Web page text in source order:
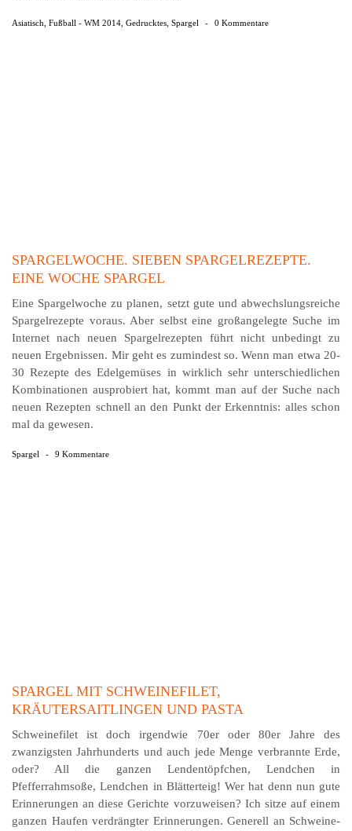
Asiatisch Fußball - WM 2014 Gedrucktes Spargel - 0 Kommentare
SPARGELWOCHE. SIEBEN SPARGELREZEPTE.
EINE WOCHE SPARGEL
Eine Spargelwoche zu planen, setzt gute und ab­wechs­lungsreiche
Spargelrezepte voraus. Aber selbst eine großangelegte Suche im
Internet nach neuen Spargel­re­zepten führt nicht unbedingt zu
neuen Ergebnissen. Mir geht es zumindest so. Wenn man etwa 20-
30 Rezepte des Edelgemüses in wirklich sehr unterschiedlichen
Kom­bi­nationen ausprobiert hat, kommt man auf der Suche nach
neuen Rezepten schnell an den Punkt der Er­kennt­nis: alles schon
mal da gewesen.
Spargel - 9 Kommentare
SPARGEL MIT SCHWEINEFILET,
KRÄUTERSAITLINGEN UND PASTA
Schweinefilet ist doch irgendwie 70er oder 80er Jahre des
zwanzigsten Jahrhunderts und auch jede Menge verbrannte Erde,
oder? All die ganzen Lendentöpfchen, Lendchen in
Pfefferrahmsoße, Lendchen in Blätterteig! Wer hat denn nun gute
Erinnerungen an diese Gerichte vorzuweisen? Ich sitze auf einem
ganzen Haufen ver­drängter Erinnerungen. Generell an Schweine­